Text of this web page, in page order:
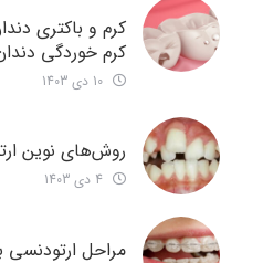
کرم و باکتری
کرم خوردگی
روش‌های نوین
مراحل